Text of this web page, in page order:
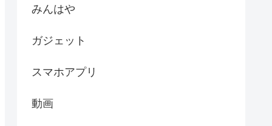
みんはや
ガジェット
スマホアプリ
動画